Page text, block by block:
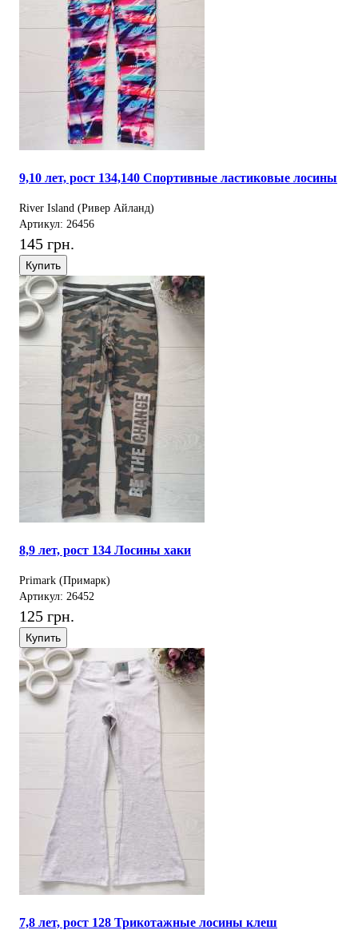
9,10 лет, рост 134,140 Спортивные ластиковые лосины
River Island (Ривер Айланд)
Артикул: 26456
145 грн.
Купить
8,9 лет, рост 134 Лосины хаки
Primark (Примарк)
Артикул: 26452
125 грн.
Купить
7,8 лет, рост 128 Трикотажные лосины клеш